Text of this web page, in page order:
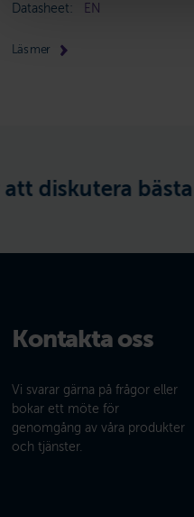
Datasheet: EN
Läs mer
diskutera bästa
Kontakta oss
Vi svarar gärna på frågor eller
bokar ett möte för
genomgång av våra produkter
och tjänster.